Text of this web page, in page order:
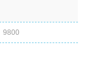
9800